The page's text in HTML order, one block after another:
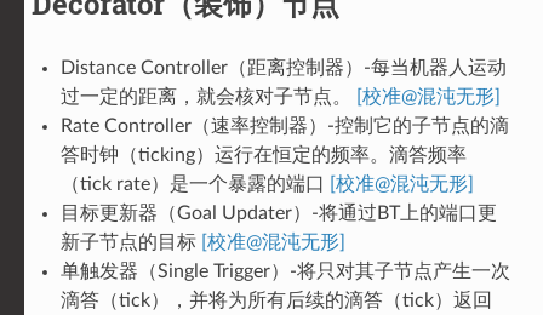
Distance Controller（距离控制器）-每当机器人运动
过一定的距离，就会核对子节点。
[校准@混沌无形]
Rate Controller（速率控制器）-控制它的子节点的滴
答时钟（ticking）运行在恒定的频率。滴答频率
（tick rate）是一个暴露的端口
[校准@混沌无形]
目标更新器（Goal Updater）-将通过BT上的端口更
新子节点的目标 [校准@混沌无形]
单触发器（Single Trigger）-将只对其子节点产生一次
滴答（tick），并将为所有后续的滴答（tick）返回